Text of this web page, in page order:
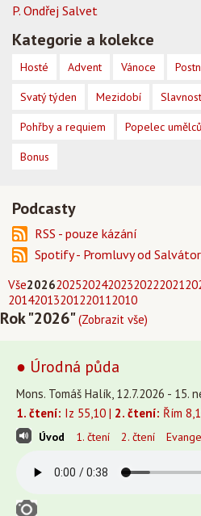
Vše202620252024202320222021
20142013201220112010
Rok "2026"(Zobrazit vše)
● Úrodná půda
Mons. Tomáš Halík, 12.7.2026 - 15.
1. čtení: Iz 55,10 | 2. čtení: Řím
Úvod 1. čtení 2. čtení
P. Ondřej Salvet
Kategorie a kolekce
Hosté Advent Vánoce
Svatý týden Mezidobí
Pohřby a requiem Popelec umělců
Bonus
Podcasty
RSS - pouze kázání
Spotify - Promluvy od